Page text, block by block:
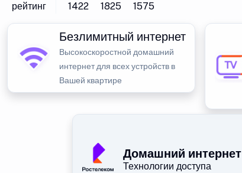
рейтинг 1422 1825 1575
Безлимитный интернет
Высокоскоростной домашний
интернет для всех устройств в
Вашей квартире
Домашний интернет
Технологии доступа